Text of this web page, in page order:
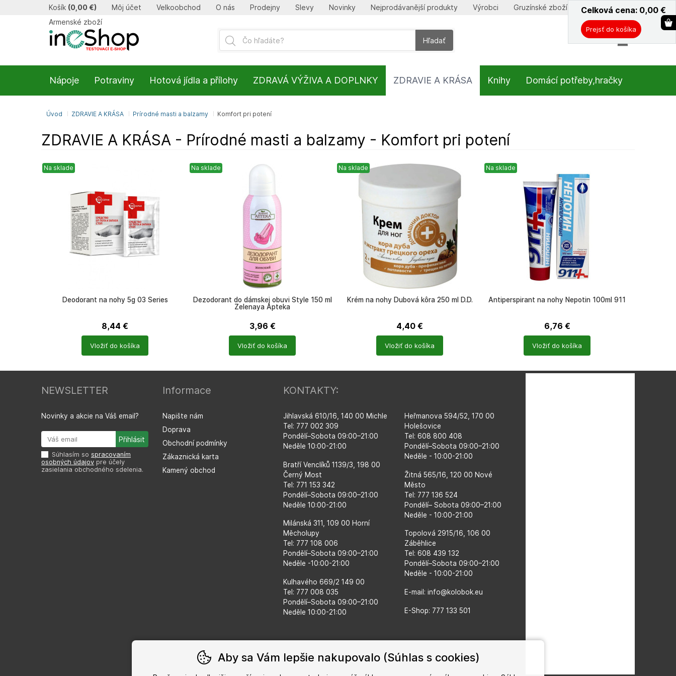
ZDRAVIE A KRÁSA - Prírodné masti a balzamy - Komfort pri potení
Na sklade
Deodorant na nohy 5g 03 Series
8,44 €
Vložiť do košíka
Na sklade
Dezodorant do dámskej obuvi Style 150 ml
Zelenaya Apteka
3,96 €
Vložiť do košíka
Na sklade
Krém na nohy Dubová kôra 250 ml D.D.
4,40 €
Vložiť do košíka
Na sklade
Antiperspirant na nohy Nepotin 100ml 911
6,76 €
Vložiť do košíka
Hľadať
ˇ
Celková cena: 0,00 €
Prejsť do košíka
Košík (0,00 €) Môj účet Velkoobchod O nás Prodejny Slevy Novinky Nejprodávanější produkty Výrobci
Gruzínské zboží
Armenské zboží
Úvod ZDRAVIE A KRÁSA Prírodné masti a balzamy Komfort pri potení
Nápoje Potraviny Hotová jídla a přílohy ZDRAVÁ VÝŽIVA A DOPLNKY ZDRAVIE A KRÁSA Knihy Domácí potřeby,hračky
NEWSLETTER
Novinky a akcie na Váš email?
Súhlasím so spracovaním
osobných údajov pre účely
zasielania obchodného sdelenia.
Informace
Napište nám
Doprava
Obchodní podmínky
Zákaznická karta
Kamený obchod
KONTAKTY:
Jihlavská 610/16, 140 00 Michle
Tel: 777 002 309
Pondělí–​Sobota 09:00–​21:00
Neděle 10:00-21:00
Bratří Venclíků 1139/3, 198 00
Černý Most
Tel: 771 153 342
Pondělí–​Sobota 09:00–​21:00
Neděle 10:00-21:00
Milánská 311, 109 00 Horní
Měcholupy
Tel: 777 108 006
Pondělí–​Sobota 09:00–​21:00
Neděle -10:00-21:00
Kulhavého 669/2 149 00
Tel: 777 008 035
Pondělí–​Sobota 09:00–​21:00
Neděle 10:00-21:00
Heřmanova 594/52, 170 00
Holešovice
Tel: 608 800 408
Pondělí–​Sobota 09:00–​21:00
Neděle - 10:00-21:00
Žitná 565/16, 120 00 Nové
Město
Tel: 777 136 524
Pondělí– Sobota 09:00–21:00
Neděle - 10:00-21:00
Topolová 2915/16, 106 00
Záběhlice
Tel: 608 439 132
Pondělí–​Sobota 09:00–​21:00
Neděle - 10:00-21:00
E-mail: info@kolobok.eu
E-Shop: 777 133 501
Aby sa Vám lepšie nakupovalo (Súhlas s cookies)